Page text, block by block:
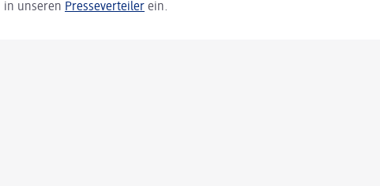
in unseren Presseverteiler ein.